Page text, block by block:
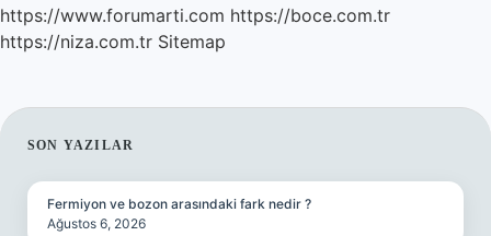
https://www.forumarti.com https://boce.com.tr
https://niza.com.tr Sitemap
SIDEBAR
SON YAZILAR
Fermiyon ve bozon arasındaki fark nedir ?
Ağustos 6, 2026